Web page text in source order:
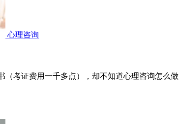
心理咨询
考证费用一千多点），却不知道心理咨询怎么